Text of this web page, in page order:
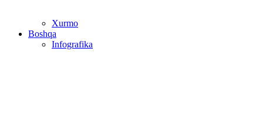
Xurmo
Boshqa
Infografika